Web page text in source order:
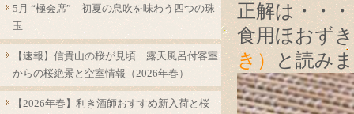
正解は・・
食用ほおず
き）と読み
5月 “極会席” 初夏の息吹を味わう四つの珠
玉
【速報】信貴山の桜が見頃 露天風呂付客室
からの桜絶景と空室情報（2026年春）
【2026年春】利き酒師おすすめ新入荷と桜